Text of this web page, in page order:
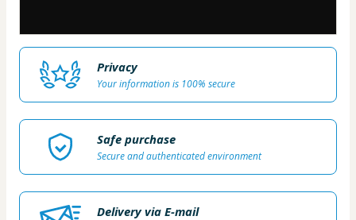
Privacy
Your information is 100% secure
Safe purchase
Secure and authenticated environment
Delivery via E-mail